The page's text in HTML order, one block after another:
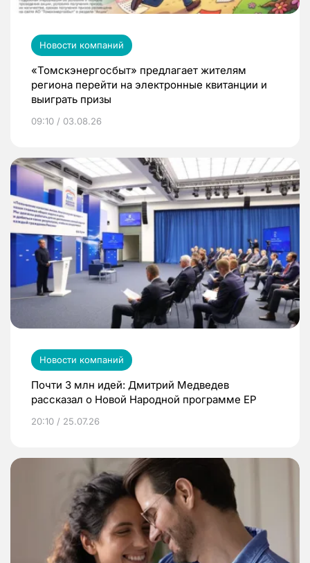
Новости компаний
«Томскэнергосбыт» предлагает жителям
региона перейти на электронные квитанции и
выиграть призы
09:10 / 03.08.26
Новости компаний
Почти 3 млн идей: Дмитрий Медведев
рассказал о Новой Народной программе ЕР
20:10 / 25.07.26